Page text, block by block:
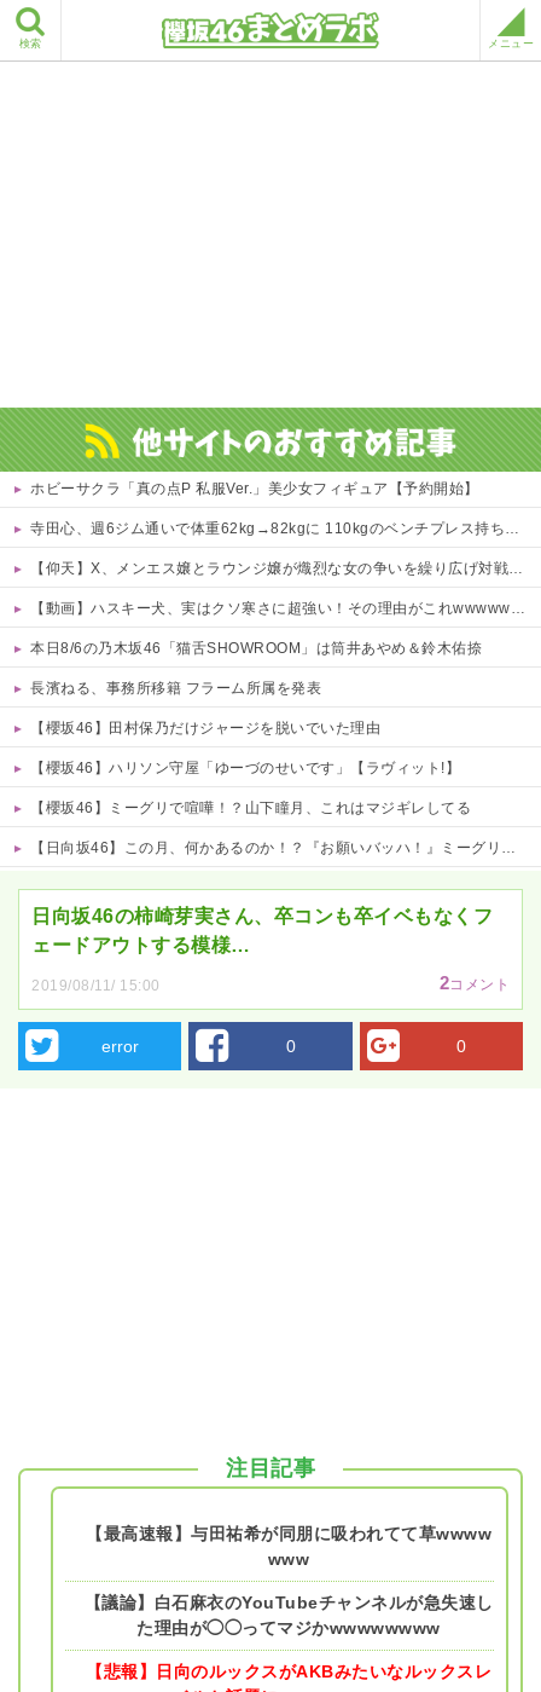
検索 メニュー
ホビーサクラ「真の点P 私服Ver.」美少女フィギュア【予約開始】
寺田心、週6ジム通いで体重62kg→82kgに 110kgのベンチプレス持ち上げる姿披露
【仰天】X、メンエス嬢とラウンジ嬢が熾烈な女の争いを繰り広げ対戦型になってしまうw w w w w w w w
【動画】ハスキー犬、実はクソ寒さに超強い！その理由がこれwwwwww 他
本日8/6の乃木坂46「猫舌SHOWROOM」は筒井あやめ＆鈴木佑捺
長濱ねる、事務所移籍 フラーム所属を発表
【櫻坂46】田村保乃だけジャージを脱いでいた理由
【櫻坂46】ハリソン守屋「ゆーづのせいです」【ラヴィット!】
【櫻坂46】ミーグリで喧嘩！？山下瞳月、これはマジギレしてる
【日向坂46】この月、何かあるのか！？『お願いバッハ！』ミーグリ日程がこちら
日向坂46の柿崎芽実さん、卒コンも卒イベもなくフ
ェードアウトする模様…
2019/08/11/ 15:00 2コメント
error 0 0
注目記事
【最高速報】与田祐希が同朋に吸われてて草wwww
www
【議論】白石麻衣のYouTubeチャンネルが急失速し
た理由が◯◯ってマジかwwwwwwww
【悲報】日向のルックスがAKBみたいなルックスレ